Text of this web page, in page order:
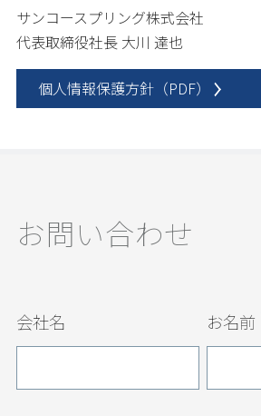
サンコースプリング株式会社
代表取締役社長 大川 達也
個人情報保護方針（PDF）
お問い合わせ
会社名 お名前